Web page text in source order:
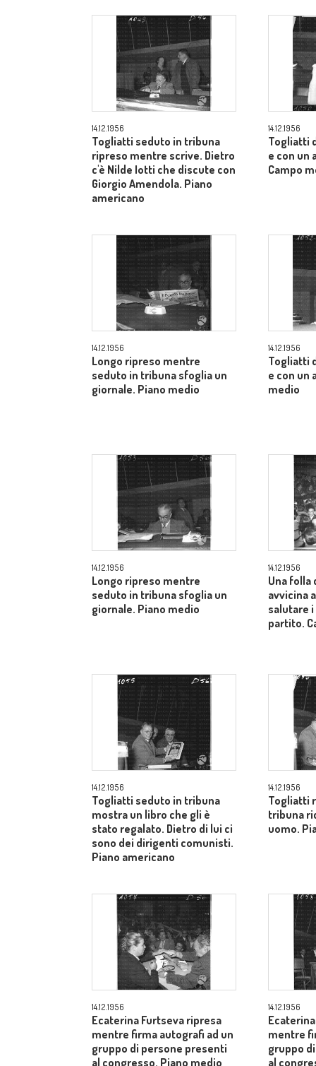
14.12.1956
Togliatti seduto in tribuna
ripreso mentre scrive. Dietro
c'è Nilde Iotti che discute con
Giorgio Amendola. Piano
americano
14.12.1956
Togliatti
e con un
Campo
14.12.1956
Longo ripreso mentre
seduto in tribuna sfoglia un
giornale. Piano medio
14.12.1956
Togliatti
e con un
medio
14.12.1956
Longo ripreso mentre
seduto in tribuna sfoglia un
giornale. Piano medio
14.12.1956
Una folla
avvicina
salutare
partito.
14.12.1956
Togliatti seduto in tribuna
mostra un libro che gli è
stato regalato. Dietro di lui ci
sono dei dirigenti comunisti.
Piano americano
14.12.1956
Togliatti
tribuna
uomo.
14.12.1956
Ecaterina Furtseva ripresa
mentre firma autografi ad un
gruppo di persone presenti
al congresso. Piano medio
14.12.1956
mentre
gruppo
al